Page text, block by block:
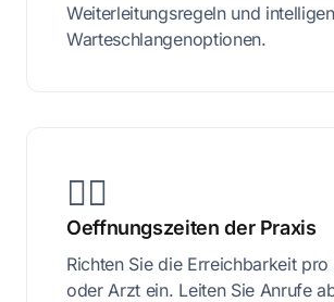
Weiterleitungsregeln und
Warteschlangenoptionen.
👩‍⚕️
Oeffnungszeiten der Praxis
Richten Sie die Erreichbarkeit
oder Arzt ein. Leiten Sie Anrufe